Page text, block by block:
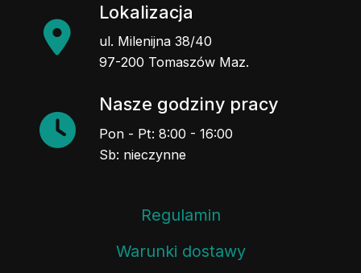
Lokalizacja
ul. Milenijna 38/40
97-200 Tomaszów Maz.
Nasze godziny pracy
Pon - Pt: 8:00 - 16:00
Sb: nieczynne
Regulamin
Warunki dostawy